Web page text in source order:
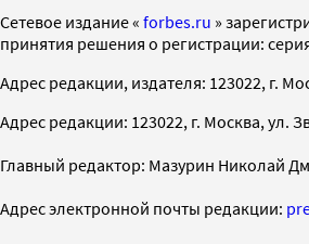
Cетевое издание « forbes.ru »
принятия решения о регистрации:
Адрес редакции, издателя: 123022, г.
Адрес редакции: 123022, г. Москва, ул.
Главный редактор: Мазурин Николай
Адрес электронной почты редакции: